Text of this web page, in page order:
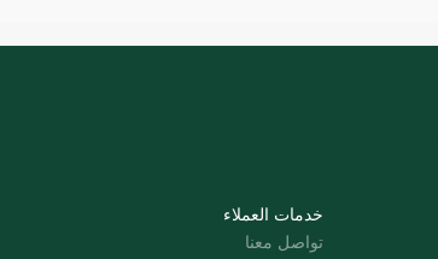
خدمات العملاء
تواصل معنا